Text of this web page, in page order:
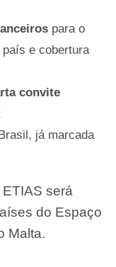
para o
e cobertura
convite
já marcada
será
do Espaço
Malta.